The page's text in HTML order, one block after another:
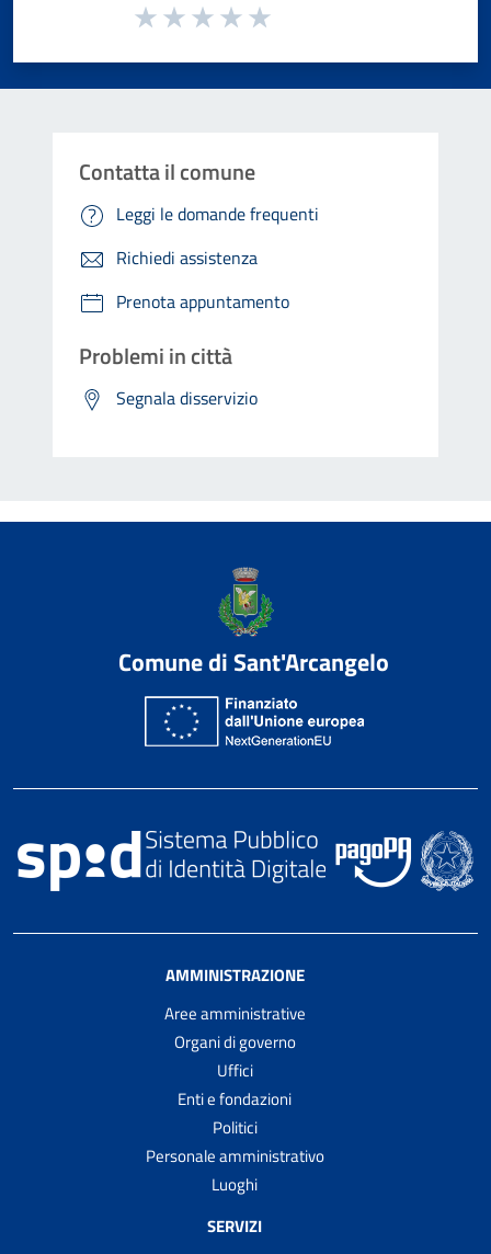
Valuta da 1 a 5 stelle la pagina
Contatta il comune
Leggi le domande frequenti
Richiedi assistenza
Prenota appuntamento
Problemi in città
Segnala disservizio
Comune di Sant'Arcangelo
AMMINISTRAZIONE
Aree amministrative
Organi di governo
Uffici
Enti e fondazioni
Politici
Personale amministrativo
Luoghi
SERVIZI